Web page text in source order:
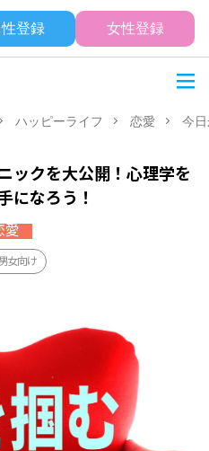
登録 女性登録
ハッピーライフ 恋愛 今
ックを大公開！心理学を
になろう！
愛
男女向け